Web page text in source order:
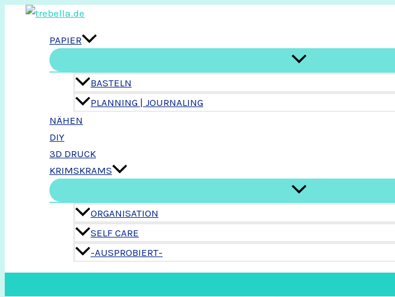
Zum
PAPIER
BASTELN
PLANNING | JOURNALING
NÄHEN
DIY
3D DRUCK
KRIMSKRAMS
ORGANISATION
SELF CARE
-AUSPROBIERT-